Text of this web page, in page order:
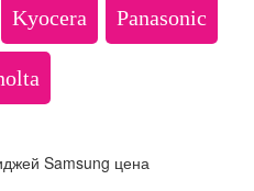
Kyocera Panasonic